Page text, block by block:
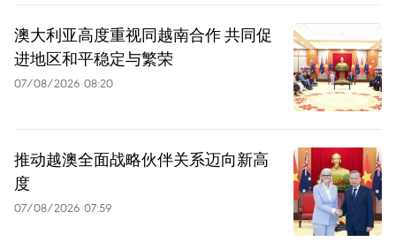
澳大利亚高度重视同越南合作 共同促
进地区和平稳定与繁荣
07/08/2026 08:20
推动越澳全面战略伙伴关系迈向新高
度
07/08/2026 07:59